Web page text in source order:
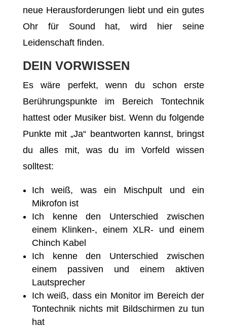
neue Herausforderungen liebt und ein gutes
Ohr für Sound hat, wird hier seine
Leidenschaft finden.
DEIN VORWISSEN
Es wäre perfekt, wenn du schon erste
Berührungspunkte im Bereich Tontechnik
hattest oder Musiker bist. Wenn du folgende
Punkte mit „Ja“ beantworten kannst, bringst
du alles mit, was du im Vorfeld wissen
solltest:
Ich weiß, was ein Mischpult und ein
Mikrofon ist
Ich kenne den Unterschied zwischen
einem Klinken-, einem XLR- und einem
Chinch Kabel
Ich kenne den Unterschied zwischen
einem passiven und einem aktiven
Lautsprecher
Ich weiß, dass ein Monitor im Bereich der
Tontechnik nichts mit Bildschirmen zu tun
hat